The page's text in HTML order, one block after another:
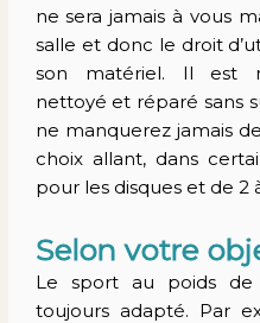
ne sera jamais à vous
salle et donc le droit
son matériel. Il est
nettoyé et réparé sans
ne manquerez jamais
choix allant, dans
pour les disques et de 2
Selon votre
Le sport au poids
toujours adapté. Par